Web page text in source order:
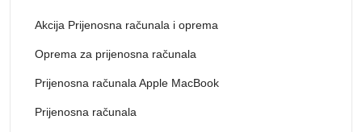
Akcija Prijenosna računala i oprema
Oprema za prijenosna računala
Prijenosna računala Apple MacBook
Prijenosna računala